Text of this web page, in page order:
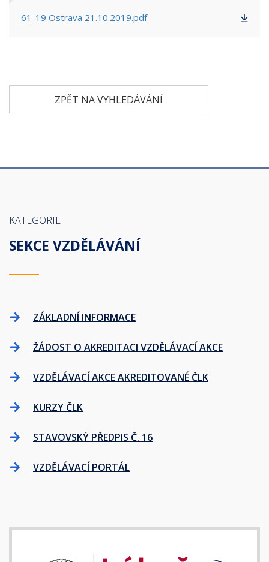
61-19 Ostrava 21.10.2019.pdf
ZPĚT NA VYHLEDÁVÁNÍ
KATEGORIE
SEKCE VZDĚLÁVÁNÍ
ZÁKLADNÍ INFORMACE
ŽÁDOST O AKREDITACI VZDĚLÁVACÍ AKCE
VZDĚLÁVACÍ AKCE AKREDITOVANÉ ČLK
KURZY ČLK
STAVOVSKÝ PŘEDPIS Č. 16
VZDĚLÁVACÍ PORTÁL